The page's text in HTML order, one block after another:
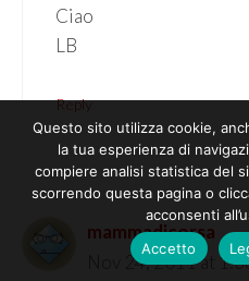
Ciao
LB
Reply
mammadicorsa
Nov 24, 2011 at
Questo sito utilizza cookie,
la tua esperienza di
compiere analisi statistica del
scorrendo questa pagina o
acconsenti
Accetto